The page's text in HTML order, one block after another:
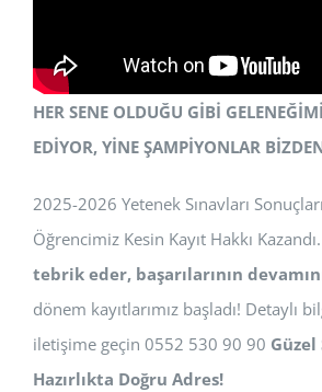
HER SENE OLDUĞU GİBİ
EDİYOR, YİNE ŞAMPİYONLAR
2025-2026 Yetenek Sınavları
Öğrencimiz Kesin Kayıt Hakkı Kazandı.
tebrik eder, başarılarının
dönem kayıtlarımız başladı! Detaylı
iletişime geçin 0552 530 90 90
Hazırlıkta Doğru Adres!